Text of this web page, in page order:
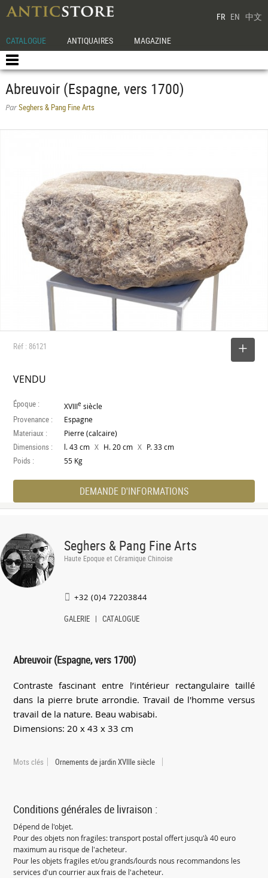
FR EN 中文
CATALOGUE ANTIQUAIRES MAGAZINE
Abreuvoir (Espagne, vers 1700)
ParSeghers & Pang Fine Arts
Réf : 86121
VENDU
Époque : XVIIIe siècle
Provenance : Espagne
Materiaux : Pierre (calcaire)
Dimensions : l. 43 cm X H. 20 cm X P. 33 cm
Poids : 55 Kg
DEMANDE D'INFORMATIONS
Seghers & Pang Fine Arts
Haute Epoque et Céramique Chinoise
+32 (0)4 72203844
GALERIE CATALOGUE
Abreuvoir (Espagne, vers 1700)
Contraste fascinant entre l’intérieur rectangulaire taillé
dans la pierre brute arrondie. Travail de l'homme versus
travail de la nature. Beau wabisabi.
Dimensions: 20 x 43 x 33 cm
Mots clés Ornements de jardin XVIIIe siècle
Conditions générales de livraison :
Dépend de l'objet.
Pour des objets non fragiles: transport postal offert jusqu'à 40 euro
maximum au risque de l'acheteur.
Pour les objets fragiles et/ou grands/lourds nous recommandons les
services d'un courrier aux frais de l'acheteur.